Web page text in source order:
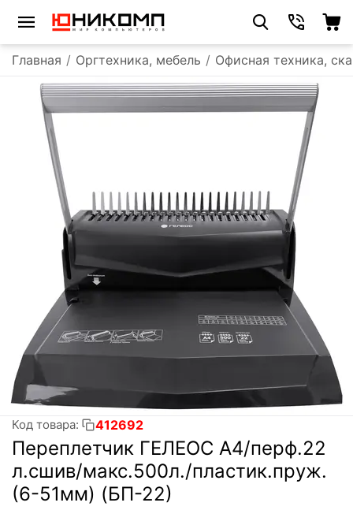
Главная / Оргтехника, мебель / Офисная техника,
Код товара: 412692
Переплетчик ГЕЛЕОС A4/перф.22
л.сшив/макс.500л./пластик.пруж.
(6-51мм) (БП-22)